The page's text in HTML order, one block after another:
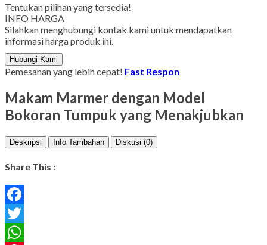
Tentukan pilihan yang tersedia!
INFO HARGA
Silahkan menghubungi kontak kami untuk mendapatkan
informasi harga produk ini.
Hubungi Kami
Pemesanan yang lebih cepat! Fast Respon
Makam Marmer dengan Model
Bokoran Tumpuk yang Menakjubkan
Deskripsi Info Tambahan Diskusi (0)
Share This :
Facebook
Twitter